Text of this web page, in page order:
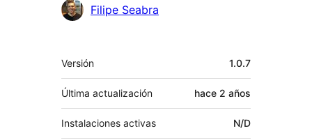
Colaboradores
Filipe Seabra
Meta
Versión 1.0.7
Última actualización hace 2 años
Instalaciones activas N/D